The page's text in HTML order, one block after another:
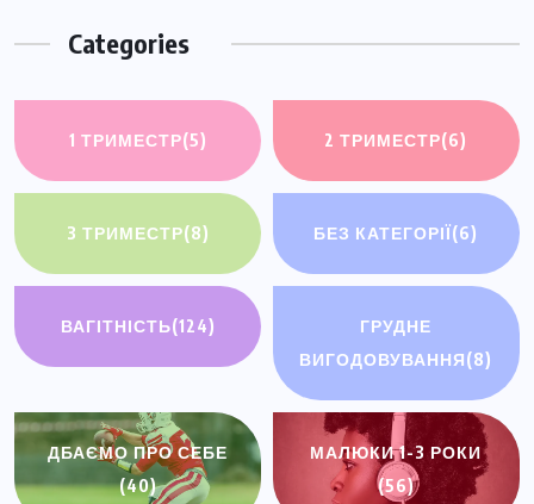
Categories
1 ТРИМЕСТР(5) 2 ТРИМЕСТР(6)
3 ТРИМЕСТР(8) БЕЗ КАТЕГОРІЇ(6)
ВАГІТНІСТЬ(124)
ГРУДНЕ
ВИГОДОВУВАННЯ(8)
ДБАЄМО ПРО СЕБЕ
(40)
МАЛЮКИ 1-3 РОКИ
(56)